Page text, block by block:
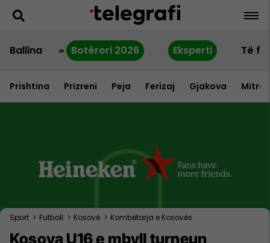
Ballina Botërori 2026 Eksperti Të
Prishtina Prizreni Peja Ferizaj Gjakova
Sport > Futboll > Kosovë > Kombëtarja e Kosovës
Kosova U16 e mbyll turneun